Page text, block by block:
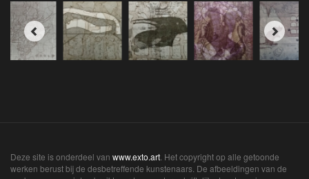
Deze site is onderdeel van www.exto.art. Het copyright op alle getoonde
werken berust bij de desbetreffende kunstenaars. De afbeeldingen van de